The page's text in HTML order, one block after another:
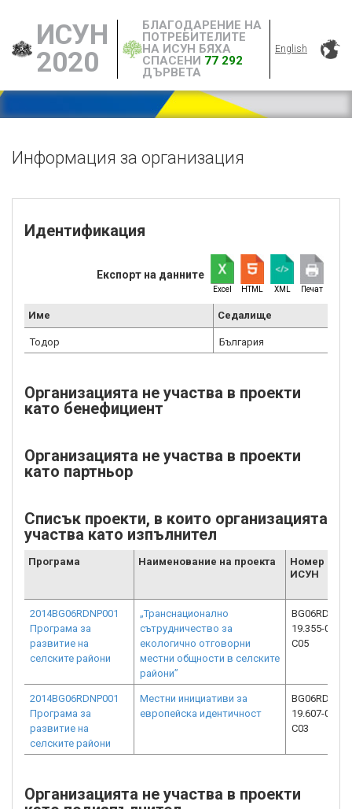
ИСУН
2020
БЛАГОДАРЕНИЕ НА
ПОТРЕБИТЕЛИТЕ
НА ИСУН БЯХА
СПАСЕНИ 77 292
ДЪРВЕТА
English
Информация за организация
Идентификация
Експорт на данните
Excel HTML XML Печат
Име Седалище
Тодор България
Организацията не участва в проекти
като бенефициент
Организацията не участва в проекти
като партньор
Списък проекти, в които организацията
участва като изпълнител
Програма Наименование на проекта
Номер от
ИСУН
2014BG06RDNP001
Програма за
развитие на
селските райони
„Транснационално
сътрудничество за
екологично отговорни
местни общности в селските
райони”
19.355-0003-
C05
2014BG06RDNP001
Програма за
развитие на
селските райони
Местни инициативи за
европейска идентичност
19.607-0006-
C03
Организацията не участва в проекти